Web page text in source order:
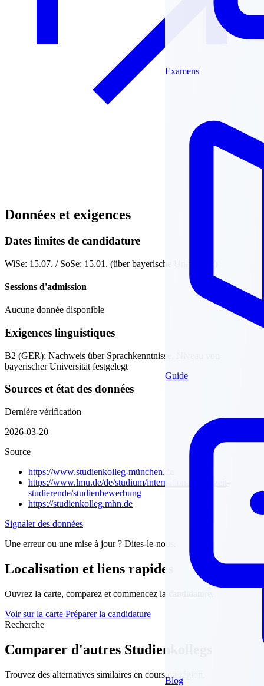
Examens
Guide
Blog
Données et exigences
Dates limites de candidature
WiSe: 15.07. / SoSe: 15.01. (über bayerische Universität)
Sessions d'admission
Aucune donnée disponible
Exigences linguistiques
B2 (GER); Nachweis über Sprachkenntnisse, Niveau von
bayerischer Universität festgelegt
Sources et état des données
Dernière vérification
2026-03-20
Source
https://www.studienkolleg-münchen.de
https://www.lmu.de/de/studium/internationale-vollzeit-
studierende/studienbewerbung
https://studienkolleg.mhn.de
Signaler des données
Une erreur ou une mise à jour ? Dites-le-nous.
Localisation et liens rapides
Ouvrez la carte, comparez et commencez la candidature.
Voir sur la carte Préparer la candidature
Recherche
Comparer d'autres Studienkollegs
Trouvez des alternatives similaires en cours ou région.